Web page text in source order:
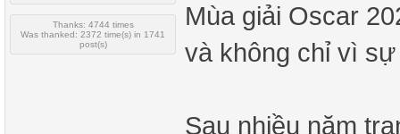
Thanks: 4744 times
Was thanked: 2372 time(s) in 1741
post(s)
Mùa giải Oscar
và không chỉ vì
Sau nhiều năm